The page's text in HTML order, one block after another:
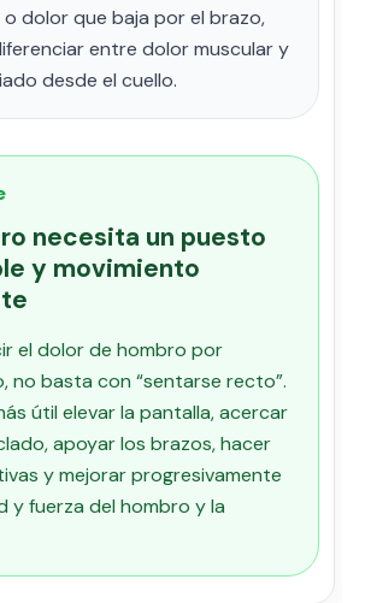
dolor que baja por el brazo,
entre dolor muscular y
desde el cuello.
necesita un puesto
y movimiento
el dolor de hombro por
no basta con “sentarse recto”.
útil elevar la pantalla, acercar
apoyar los brazos, hacer
y mejorar progresivamente
y fuerza del hombro y la